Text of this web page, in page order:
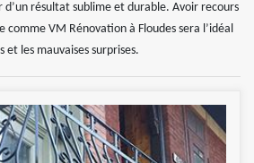
résultat sublime et durable. Avoir recours
comme VM Rénovation à Floudes sera l’idéal
les mauvaises surprises.